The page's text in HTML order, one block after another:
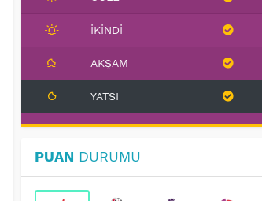
İKINDI
AKŞAM
YATSI
PUAN DURUMU